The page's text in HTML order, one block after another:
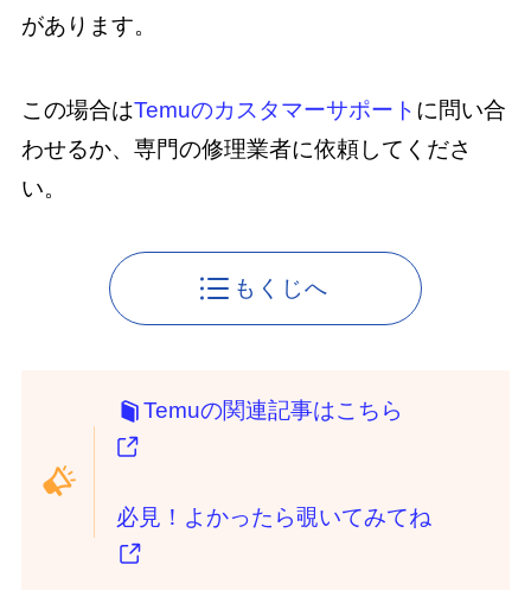
があります。
この場合はTemuのカスタマーサポート に問い合
わせるか、専門の修理業者に依頼してくださ
い。
もくじへ
Temuの関連記事はこちら
必見！よかったら覗いてみてね